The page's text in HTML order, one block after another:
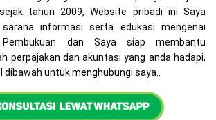
tahun 2009, Website pribadi ini Saya
informasi serta edukasi mengenai
dan Saya siap membantu
perpajakan dan akuntasi yang anda hadapi,
untuk menghubungi saya..